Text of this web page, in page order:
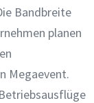
Bandbreite
planen
Megaevent.